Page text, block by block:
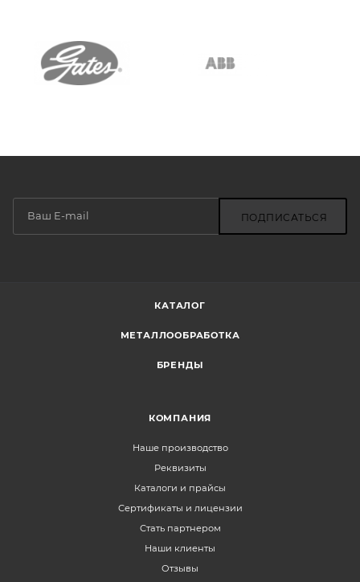
ПОДПИСАТЬСЯ
КАТАЛОГ
МЕТАЛЛООБРАБОТКА
БРЕНДЫ
КОМПАНИЯ
Наше производство
Реквизиты
Каталоги и прайсы
Сертификаты и лицензии
Стать партнером
Наши клиенты
Отзывы